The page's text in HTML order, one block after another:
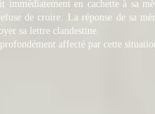
immédiatement en cachette à sa
de croire. La réponse de sa
sa lettre clandestine.
affecté par cette